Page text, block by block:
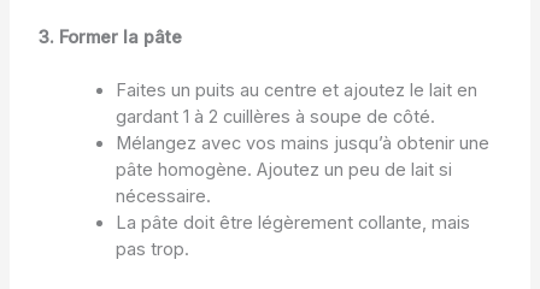
3. Former la pâte
Faites un puits au centre et ajoutez le lait en
gardant 1 à 2 cuillères à soupe de côté.
Mélangez avec vos mains jusqu’à obtenir une
pâte homogène. Ajoutez un peu de lait si
nécessaire.
La pâte doit être légèrement collante, mais
pas trop.